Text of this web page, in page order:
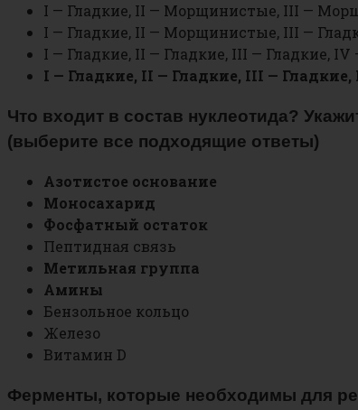
I — Гладкие, II — Морщинистые, III —
I — Гладкие, II — Морщинистые, III —
I — Гладкие, II — Гладкие, III — Гладкие,
I — Гладкие, II — Гладкие, III — Гладкие,
Что входит в состав нуклеотида?
(выберите все подходящие ответы)
Азотистое основание
Моносахарид
Фосфатный остаток
Пептидная связь
Метильная группа
Амины
Бензольное кольцо
Железо
Витамин D
Ферменты, которые необходимы для